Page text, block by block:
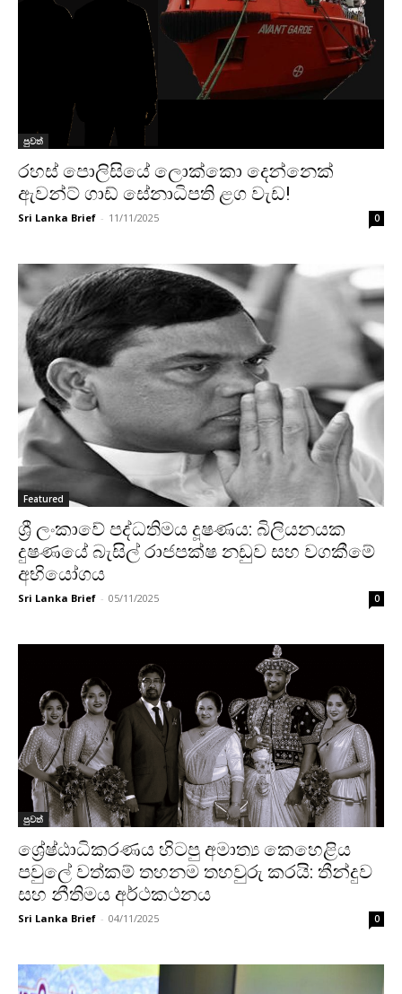
පුවත්
රහස් පොලිසියේ ලොක්කො දෙන්නෙක්
ඇවන්ට් ගාඩ් සේනාධිපති ළග වැඩ!
Sri Lanka Brief - 11/11/2025 0
Featured
ශ්‍රී ලංකාවේ පද්ධතිමය දූෂණය: බිලියනයක
දුෂණයේ බැසිල් රාජපක්ෂ නඩුව සහ වගකීමේ
අභියෝගය
Sri Lanka Brief - 05/11/2025 0
පුවත්
ශ්‍රේෂ්ඨාධිකරණය හිටපු අමාත්‍ය කෙහෙළිය
පවුලේ වත්කම් තහනම තහවුරු කරයි: තීන්දුව
සහ නීතිමය අර්ථකථනය
Sri Lanka Brief - 04/11/2025 0